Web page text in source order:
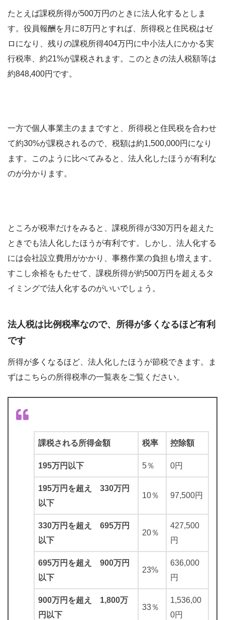
たとえば課税所得が500万円のときに法人化するとしま
す。役員報酬を月に8万円とすれば、所得税と住民税はゼ
ロになり、残りの課税所得404万円に中小法人にかかる実
行税率、約21%が課税されます。このときの法人税額等は
約848,400円です。
一方で個人事業主のままですと、所得税と住民税を合わせ
て約30%が課税されるので、税額は約1,500,000円になり
ます。このように比べてみると、法人化したほうが有利な
のが分かります。
ところが税率だけをみると、課税所得が330万円を超えた
ときでも法人化したほうが有利です。しかし、法人化する
には会社設立費用がかかり、事務作業の負担も増えます。
すこし余裕をもたせて、課税所得が約500万円を超えるタ
イミングで法人化するのがいいでしょう。
法人税は比例税率なので、所得が多くなるほど有利
です
所得が多くなるほど、法人化したほうが節税できます。ま
ずはこちらの所得税率の一覧表をご覧ください。
課税される所得金額 税率 控除額
195万円以下 5％ 0円
195万円を超え 330万円
以下
10％ 97,500円
330万円を超え 695万円
以下
20％
427,500
円
695万円を超え 900万円
以下
23%
636,000
円
900万円を超え 1,800万
円以下
33％
1,536,00
0円